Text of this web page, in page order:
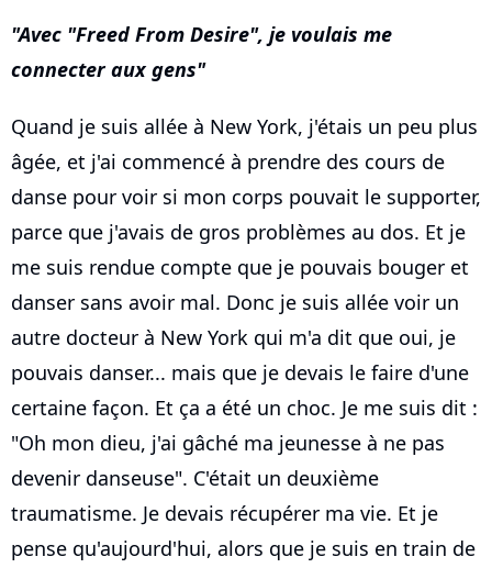
Avec "Freed From Desire", je voulais me
connecter aux gens
Quand je suis allée à New York, j'étais un peu plus
âgée, et j'ai commencé à prendre des cours de
danse pour voir si mon corps pouvait le supporter,
parce que j'avais de gros problèmes au dos. Et je
me suis rendue compte que je pouvais bouger et
danser sans avoir mal. Donc je suis allée voir un
autre docteur à New York qui m'a dit que oui, je
pouvais danser... mais que je devais le faire d'une
certaine façon. Et ça a été un choc. Je me suis dit :
"Oh mon dieu, j'ai gâché ma jeunesse à ne pas
devenir danseuse". C'était un deuxième
traumatisme. Je devais récupérer ma vie. Et je
pense qu'aujourd'hui, alors que je suis en train de